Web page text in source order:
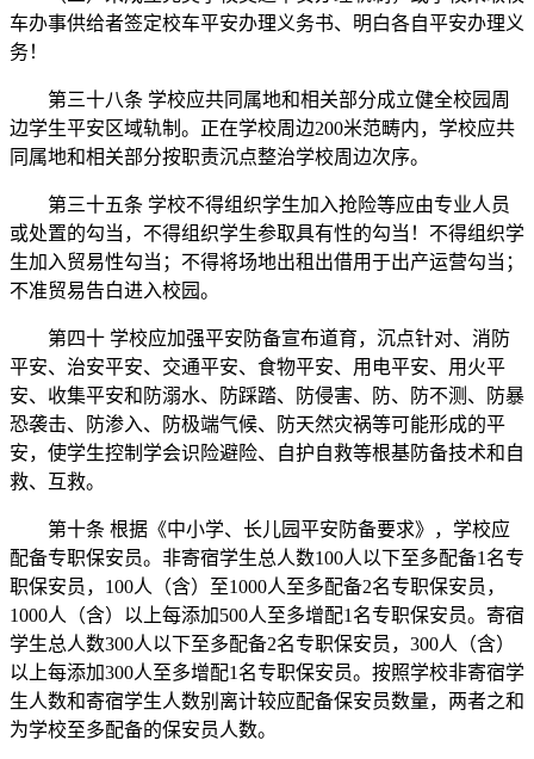
车办事供给者签定校车平安办理义务书、明白各自平安办理义
务！
第三十八条 学校应共同属地和相关部分成立健全校园周
边学生平安区域轨制。正在学校周边200米范畴内，学校应共
同属地和相关部分按职责沉点整治学校周边次序。
第三十五条 学校不得组织学生加入抢险等应由专业人员
或处置的勾当，不得组织学生参取具有性的勾当！不得组织学
生加入贸易性勾当；不得将场地出租出借用于出产运营勾当；
不准贸易告白进入校园。
第四十 学校应加强平安防备宣布道育，沉点针对、消防
平安、治安平安、交通平安、食物平安、用电平安、用火平
安、收集平安和防溺水、防踩踏、防侵害、防、防不测、防暴
恐袭击、防渗入、防极端气候、防天然灾祸等可能形成的平
安，使学生控制学会识险避险、自护自救等根基防备技术和自
救、互救。
第十条 根据《中小学、长儿园平安防备要求》，学校应
配备专职保安员。非寄宿学生总人数100人以下至多配备1名专
职保安员，100人（含）至1000人至多配备2名专职保安员，
1000人（含）以上每添加500人至多增配1名专职保安员。寄宿
学生总人数300人以下至多配备2名专职保安员，300人（含）
以上每添加300人至多增配1名专职保安员。按照学校非寄宿学
生人数和寄宿学生人数别离计较应配备保安员数量，两者之和
为学校至多配备的保安员人数。